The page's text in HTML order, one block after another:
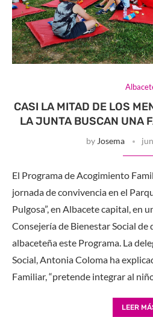
CASI LA MITAD DE LOS
LA JUNTA BUSCAN UNA
by Josema
El Programa de Acogimiento
jornada de convivencia en el
Pulgosa”, en Albacete capital, en
Consejería de Bienestar Social de
albaceteña este Programa. La
Social, Antonia Coloma ha
Familiar, “pretende integrar al
LEER